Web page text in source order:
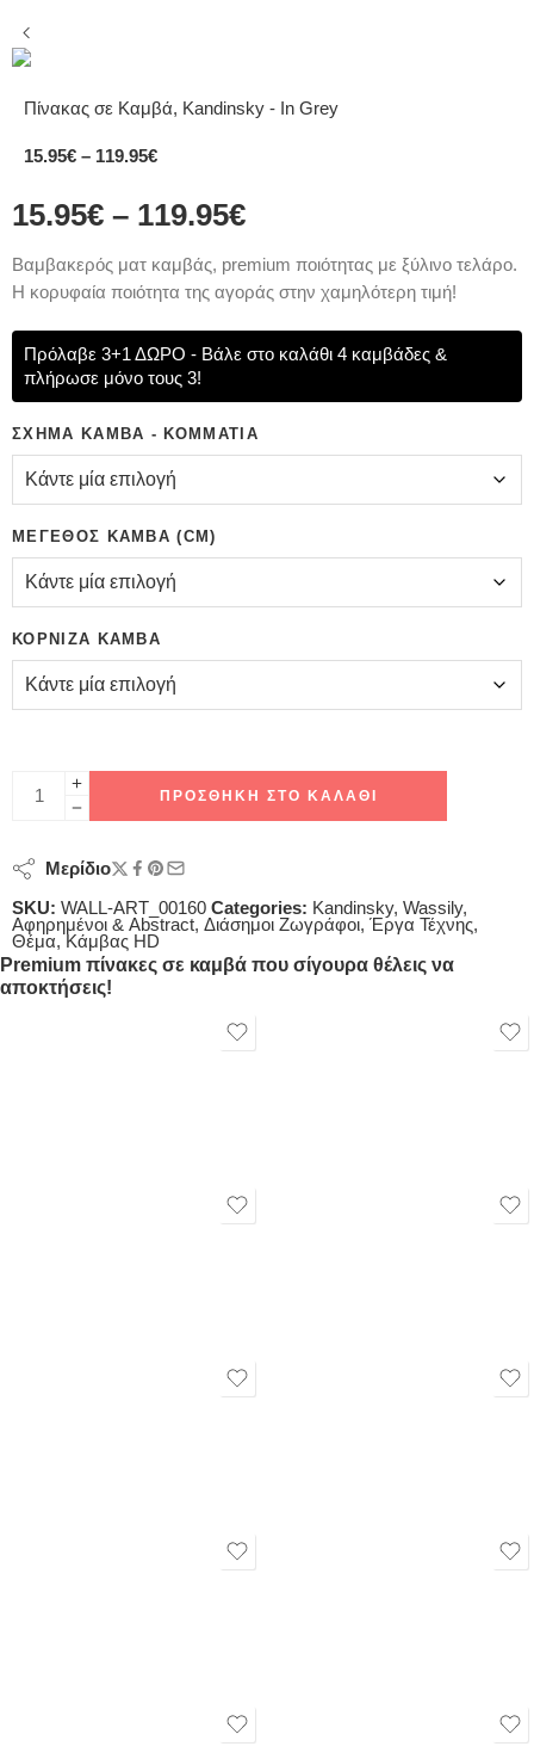
Πίνακας σε Καμβά, Kandinsky - In Grey
15.95€ – 119.95€
15.95€ – 119.95€
Bαμβακερός ματ καμβάς, premium ποιότητας με ξύλινο τελάρο.
Η κορυφαία ποιότητα της αγοράς στην χαμηλότερη τιμή!
Πρόλαβε 3+1 ΔΩΡΟ - Βάλε στο καλάθι 4 καμβάδες &
πλήρωσε μόνο τους 3!
ΣΧΉΜΑ ΚΑΜΒΆ - ΚΟΜΜΆΤΙΑ
ΜΈΓΕΘΟΣ ΚΑΜΒΆ (CM)
ΚΟΡΝΊΖΑ ΚΑΜΒΆ
ΠΡΟΣΘΉΚΗ ΣΤΟ ΚΑΛΆΘΙ
Μερίδιο
SKU: WALL-ART_00160 Categories: Kandinsky, Wassily,
Αφηρημένοι & Abstract, Διάσημοι Ζωγράφοι, Έργα Τέχνης,
Θέμα, Κάμβας HD
Premium πίνακες σε καμβά που σίγουρα θέλεις να
αποκτήσεις!